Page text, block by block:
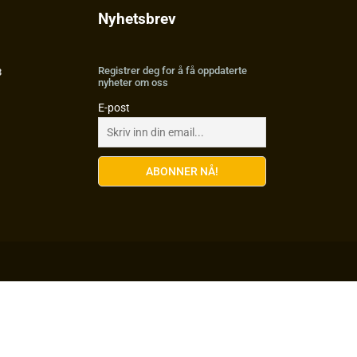
Nyhetsbrev
Registrer deg for å få oppdaterte
nyheter om oss
E-post